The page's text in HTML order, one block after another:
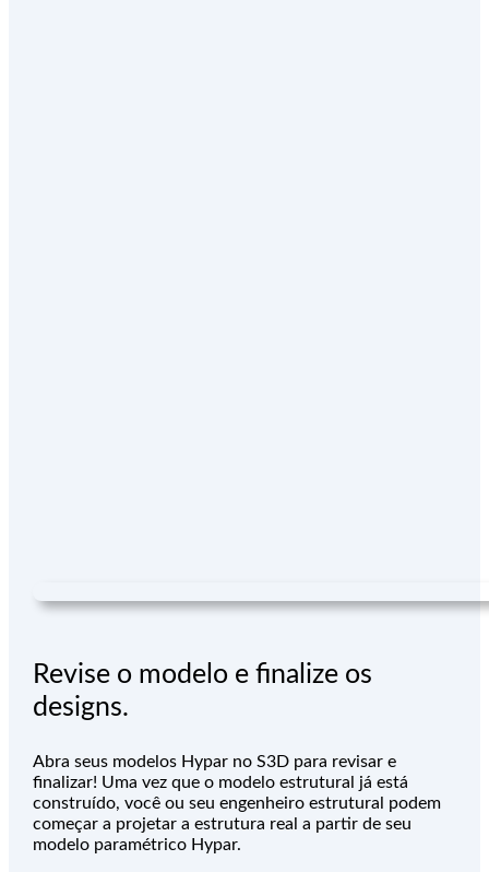
Revise o modelo e finalize os
designs.
Abra seus modelos Hypar no S3D para revisar e
finalizar! Uma vez que o modelo estrutural já está
construído, você ou seu engenheiro estrutural podem
começar a projetar a estrutura real a partir de seu
modelo paramétrico Hypar.